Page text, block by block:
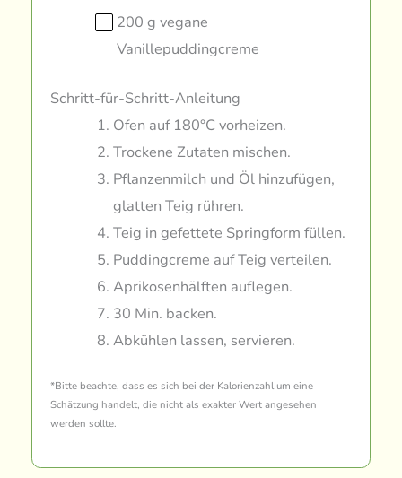
200 g vegane
Vanillepuddingcreme
Schritt-für-Schritt-Anleitung
Ofen auf 180°C vorheizen.
Trockene Zutaten mischen.
Pflanzenmilch und Öl hinzufügen,
glatten Teig rühren.
Teig in gefettete Springform füllen.
Puddingcreme auf Teig verteilen.
Aprikosenhälften auflegen.
30 Min. backen.
Abkühlen lassen, servieren.
*Bitte beachte, dass es sich bei der Kalorienzahl um eine
Schätzung handelt, die nicht als exakter Wert angesehen
werden sollte.